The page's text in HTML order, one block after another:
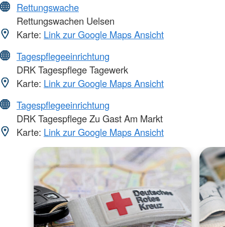
Rettungswache
Rettungswachen Uelsen
Karte: Link zur Google Maps Ansicht
Tagespflegeeinrichtung
DRK Tagespflege Tagewerk
Karte: Link zur Google Maps Ansicht
Tagespflegeeinrichtung
DRK Tagespflege Zu Gast Am Markt
Karte: Link zur Google Maps Ansicht